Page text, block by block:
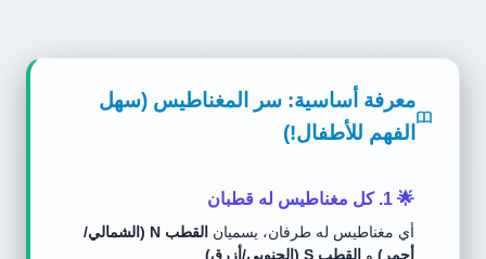
معرفة أساسية: سر المغناطيس (سهل
الفهم للأطفال!)
🌟 1. كل مغناطيس له قطبان
أي مغناطيس له طرفان، يسميان
القطب N (الشمالي/
أحمر) و القطب S (الجنوبي/أزرق)